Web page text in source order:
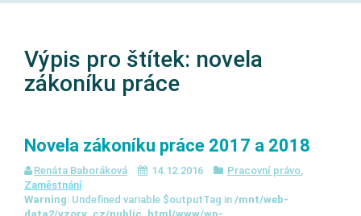
Výpis pro štítek: novela
zákoníku práce
Novela zákoníku práce 2017 a 2018
Renáta Baboráková 14.12.2016 Pracovní právo,
Zaměstnání
Warning: Undefined variable $outputTag in /mnt/web-